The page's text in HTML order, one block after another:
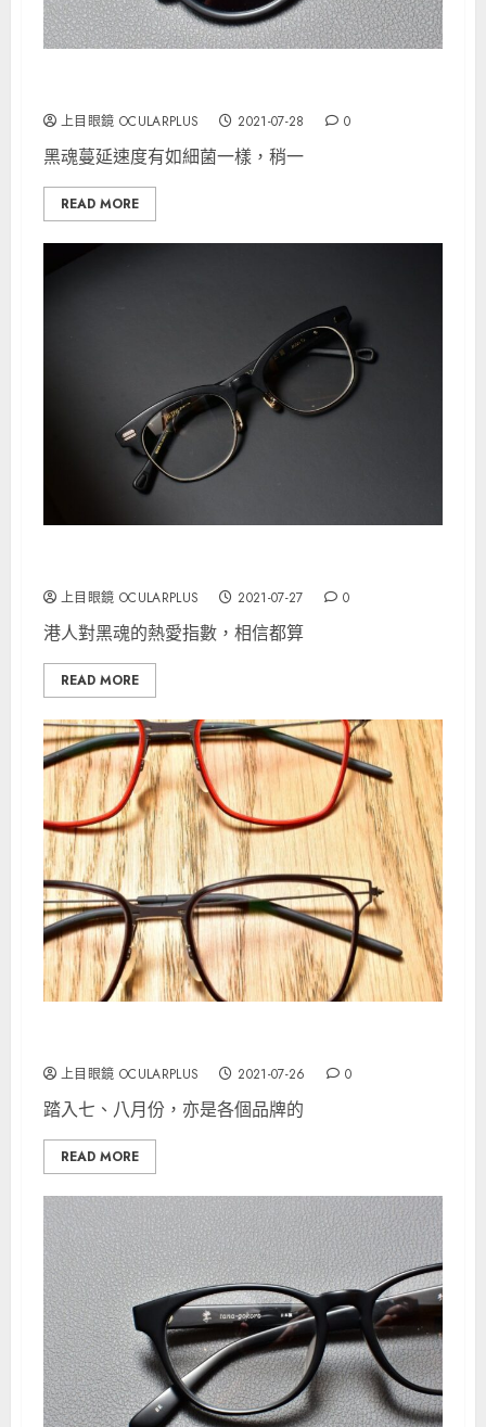
上目眼鏡 OCULARPLUS 2021-07-28 0
黑魂蔓延速度有如細菌一樣，稍一
READ MORE
上目眼鏡 OCULARPLUS 2021-07-27 0
港人對黑魂的熱愛指數，相信都算
READ MORE
上目眼鏡 OCULARPLUS 2021-07-26 0
踏入七、八月份，亦是各個品牌的
READ MORE